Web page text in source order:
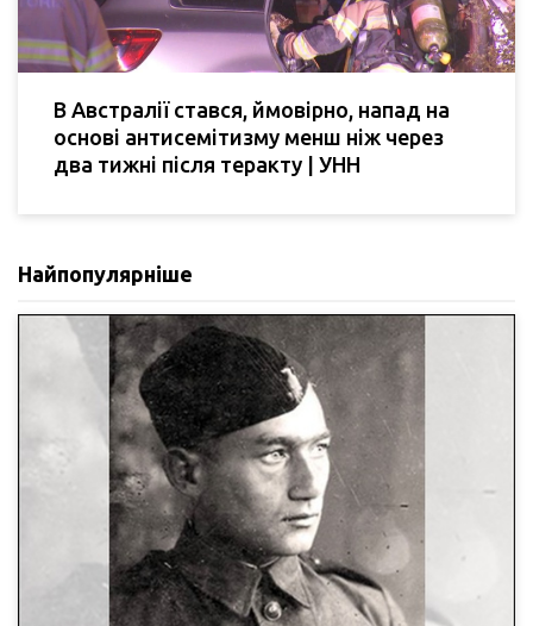
В Австралії стався, ймовірно, напад на
основі антисемітизму менш ніж через
два тижні після теракту | УНН
Найпопулярніше